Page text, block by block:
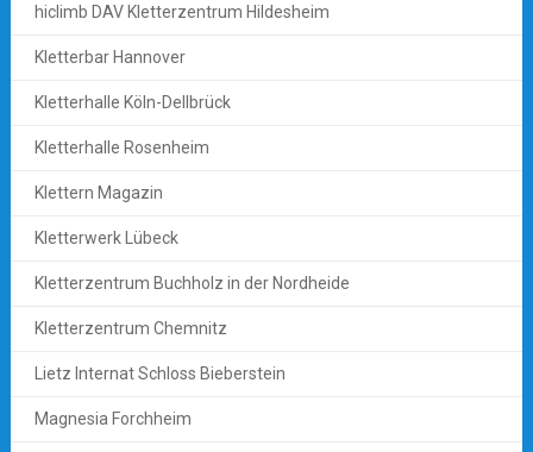
hiclimb DAV Kletterzentrum Hildesheim
Kletterbar Hannover
Kletterhalle Köln-Dellbrück
Kletterhalle Rosenheim
Klettern Magazin
Kletterwerk Lübeck
Kletterzentrum Buchholz in der Nordheide
Kletterzentrum Chemnitz
Lietz Internat Schloss Bieberstein
Magnesia Forchheim